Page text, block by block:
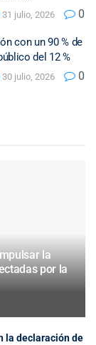
31 julio, 2026 0
con un 90 % de
del 12 %
30 julio, 2026 0
la
por la
la declaración de